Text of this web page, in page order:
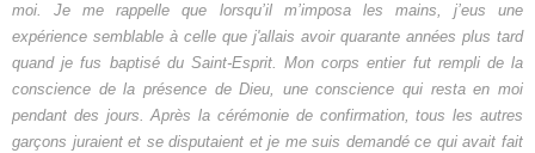
moi. Je me rappelle que lorsqu’il m’imposa les mains, j’eus une
expérience semblable à celle que j'allais avoir quarante années plus tard
quand je fus baptisé du Saint-Esprit. Mon corps entier fut rempli de la
conscience de la présence de Dieu, une conscience qui resta en moi
pendant des jours. Après la cérémonie de confirmation, tous les autres
garçons juraient et se disputaient et je me suis demandé ce qui avait fait